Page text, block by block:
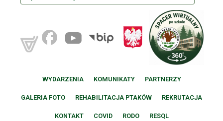
WYDARZENIA KOMUNIKATY PARTNERZY
GALERIA FOTO REHABILITACJA PTAKÓW REKRUTACJA
KONTAKT COVID RODO RESQL